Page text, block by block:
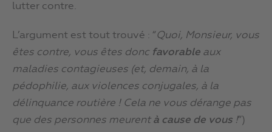
lutter contre.
L’argument est tout trouvé : “Quoi, Monsieur, vous
êtes contre, vous êtes donc favorable aux
maladies contagieuses (et, demain, à la
pédophilie, aux violences conjugales, à la
délinquance routière ! Cela ne vous dérange pas
que des personnes meurent à cause de vous !”)